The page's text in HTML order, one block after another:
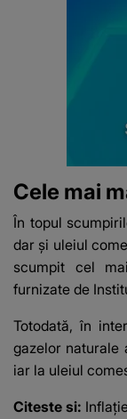
Cele mai
În topul
dar și uleiul
scumpit cel
furnizate de
Totodată, în
gazelor naturale
iar la uleiul
Citeste si: